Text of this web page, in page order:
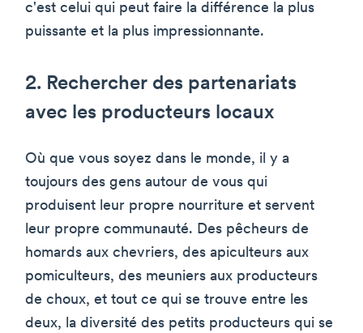
c'est celui qui peut faire la différence la plus
puissante et la plus impressionnante.
2. Rechercher des partenariats
avec les producteurs locaux
Où que vous soyez dans le monde, il y a
toujours des gens autour de vous qui
produisent leur propre nourriture et servent
leur propre communauté. Des pêcheurs de
homards aux chevriers, des apiculteurs aux
pomiculteurs, des meuniers aux producteurs
de choux, et tout ce qui se trouve entre les
deux, la diversité des petits producteurs qui se